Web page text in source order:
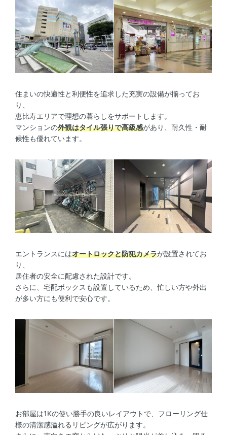
住まいの快適性と利便性を追求した充実の設備が揃ってお
り、
恵比寿エリアで理想の暮らしをサポートします。
マンションの外観はタイル張りで高級感があり、耐久性・耐
候性も優れています。
エントランスにはオートロックと防犯カメラが設置されてお
り、
居住者の安全に配慮された設計です。
さらに、宅配ボックスも設置しているため、忙しい方や外出
が多い方にも便利で安心です。
お部屋は1Kの使い勝手の良いレイアウトで、フローリング仕
様の清潔感溢れるリビングが広がります。